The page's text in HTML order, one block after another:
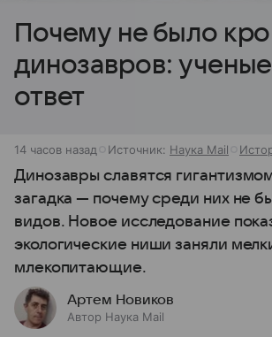
Почему не было
динозавров:
ответ
14 часов назад Источник: Наука Mail
Динозавры славятся
загадка — почему среди них не
видов. Новое исследование
экологические ниши заняли
млекопитающие.
Артем Новиков
Автор Наука Mail